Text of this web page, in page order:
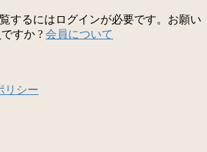
するにはログインが必要です。お願い
すか ? 会員について
リシー